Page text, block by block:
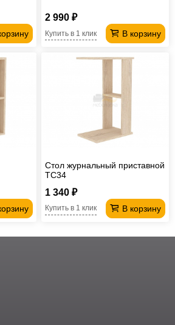
2 990 ₽
В корзину
Купить в 1 клик
Стол журнальный приставной
TC34
1 340 ₽
В корзину
Купить в 1 клик